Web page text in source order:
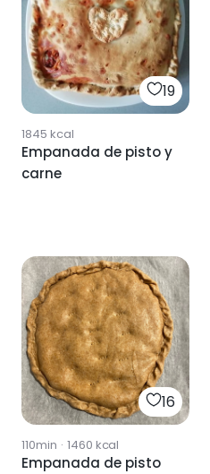
19
1845 kcal
Empanada de pisto y
carne
16
110min · 1460 kcal
Empanada de pisto